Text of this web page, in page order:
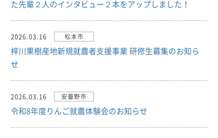
た先輩２人のインタビュー２本をアップしました！
2026.03.16 松本市
梓川果樹産地新規就農者支援事業 研修生募集のお知ら
せ
2026.03.16 安曇野市
令和8年度りんご就農体験会のお知らせ